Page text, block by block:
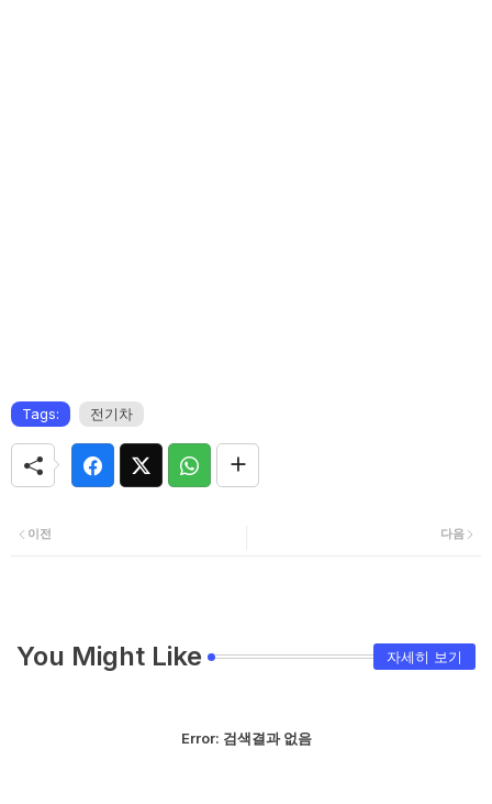
Tags: 전기차
다음
이전
You Might Like 자세히 보기
Error: 검색결과 없음